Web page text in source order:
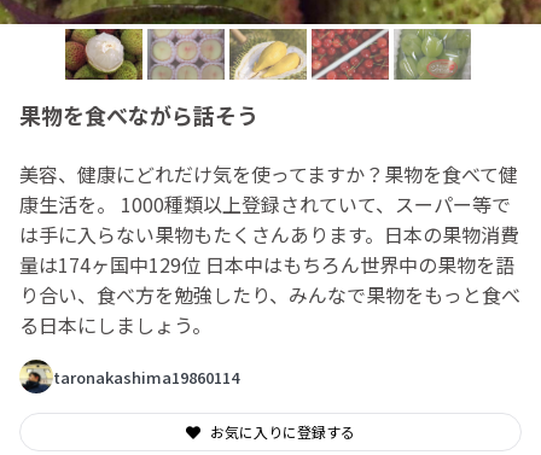
果物を食べながら話そう
美容、健康にどれだけ気を使ってますか？果物を食べて健
康生活を。 1000種類以上登録されていて、スーパー等で
は手に入らない果物もたくさんあります。日本の果物消費
量は174ヶ国中129位 日本中はもちろん世界中の果物を語
り合い、食べ方を勉強したり、みんなで果物をもっと食べ
る日本にしましょう。
taronakashima19860114
お気に入りに登録する